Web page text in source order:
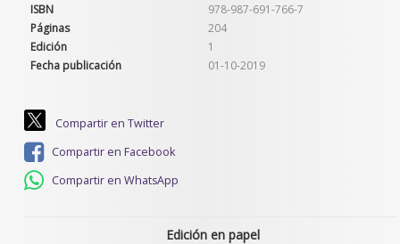
ISBN
978-987-691-766-7
Páginas
204
Edición
1
Fecha publicación
01-10-2019
Compartir en Twitter
Compartir en Facebook
Compartir en WhatsApp
Edición en papel